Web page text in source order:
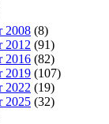
2008 (8)
2012 (91)
2016 (82)
2019 (107)
2022 (19)
2025 (32)